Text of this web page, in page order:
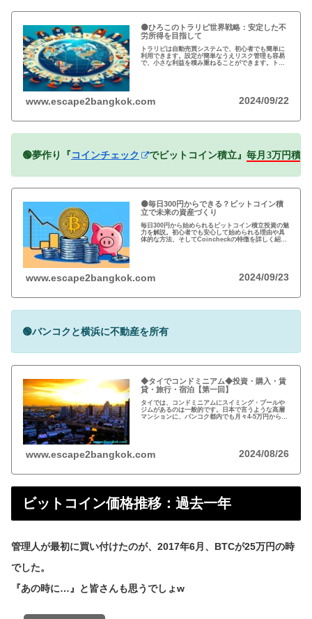
🟠ひろこのトラリピ世界戦略：安定した不
労所得を目指して
トラリピは自動売買システムで、初心者でも簡単に
利用できます。設定が簡単なうえリスク管理も容易
で、小さな利益を積み重ねることができます。トラ
www.escape2bangkok.com 2024/09/22
🟢夢作り『コインチェック でビットコイン積立』 毎月3万円積
🟠毎日300円からできる？ビットコイン積
立で未来の資産づくり
毎日300円から始められるビットコイン積立投資の魅
力を解説。初心者でも安心して始められる理由や具
体的な方法、そしてCoincheckの特徴を詳しく紹
www.escape2bangkok.com 2024/09/23
🟢バンコクと横浜に不動産を所有
◆タイでコンドミニアム◆投資・購入・賃
貸・旅行・宿泊【第一回】
タイでは、コンドミニアムにスイミング・プールや
ジムがあるのは一般的です。日本で言うような高層
マンションに、バンコク都内でも月々4-5万円から賃
www.escape2bangkok.com 2024/08/26
ビットコイン価格推移：過去一年
管理人が最初に買い付けたのが、2017年6月、BTCが25万円の時
でした。
『あの時に…』と皆さんも思うでしょw